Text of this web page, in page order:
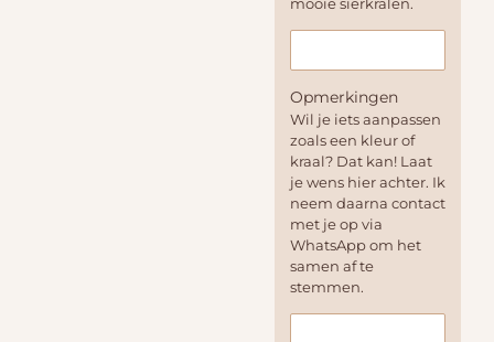
Opmerkingen
Wil je iets aanpassen
zoals een kleur of
kraal? Dat kan! Laat
je wens hier achter. Ik
neem daarna contact
met je op via
WhatsApp om het
samen af te
stemmen.